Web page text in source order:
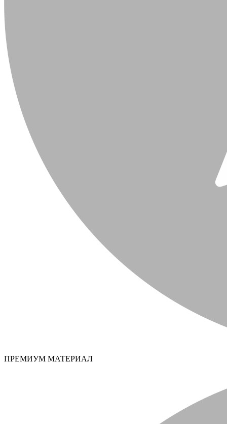
ПРЕМИУМ МАТЕРИАЛ